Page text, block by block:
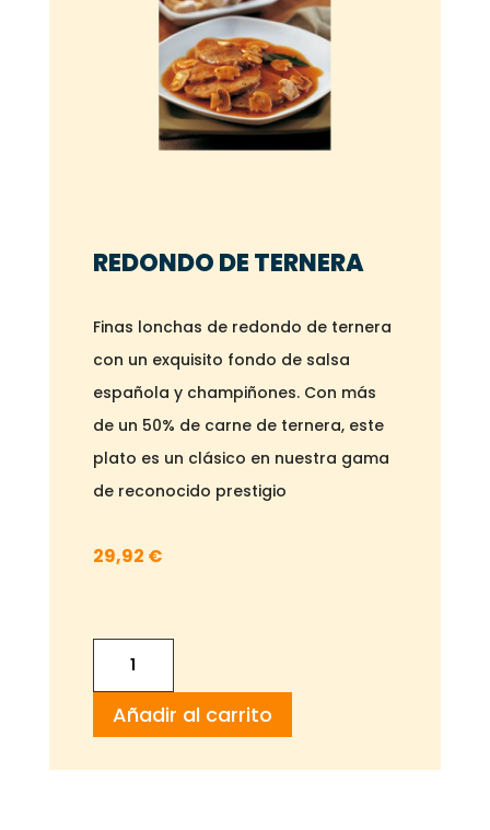
REDONDO DE TERNERA
Finas lonchas de redondo de ternera
con un exquisito fondo de salsa
española y champiñones. Con más
de un 50% de carne de ternera, este
plato es un clásico en nuestra gama
de reconocido prestigio
29,92 €
REDONDO
DE
TERNERA
Añadir al carrito